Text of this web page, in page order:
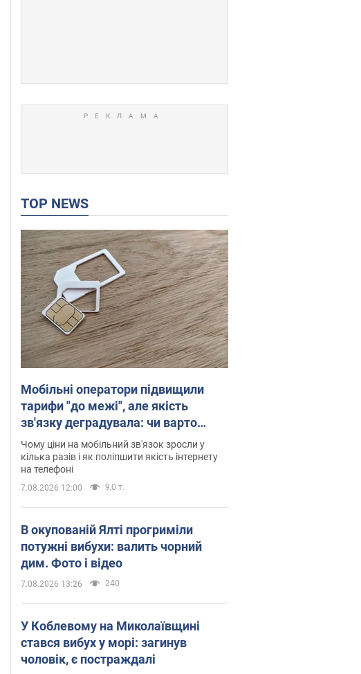
TOP NEWS
Мобільні оператори підвищили
тарифи "до межі", але якість
зв'язку деградувала: чи варто
скаржитись на ціни
Чому ціни на мобільний зв'язок зросли у
кілька разів і як поліпшити якість інтернету
на телефоні
7.08.2026 12:00 9,0 т.
В окупованій Ялті прогриміли
потужні вибухи: валить чорний
дим. Фото і відео
7.08.2026 13:26 240
У Коблевому на Миколаївщині
стався вибух у морі: загинув
чоловік, є постраждалі